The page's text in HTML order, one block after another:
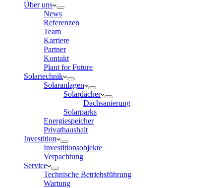
Über uns
News
Referenzen
Team
Karriere
Partner
Kontakt
Plant for Future
Solartechnik
Solaranlagen
Solardächer
Dachsanierung
Solarparks
Energiespeicher
Privathaushalt
Investition
Investitionsobjekte
Verpachtung
Service
Technische Betriebsführung
Wartung